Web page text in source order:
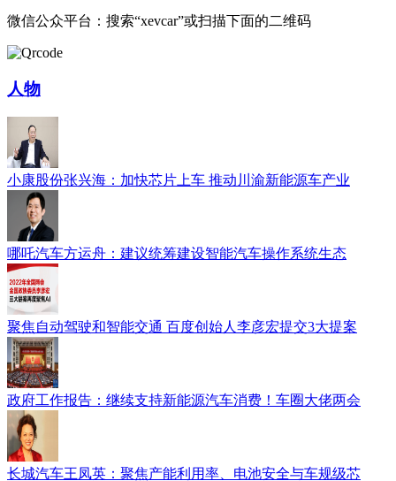
微信公众平台：搜索“xevcar”或扫描下面的二维码
人物
小康股份张兴海：加快芯片上车 推动川渝新能源车产业
哪吒汽车方运舟：建议统筹建设智能汽车操作系统生态
聚焦自动驾驶和智能交通 百度创始人李彦宏提交3大提案
政府工作报告：继续支持新能源汽车消费！车圈大佬两会
长城汽车王凤英：聚焦产能利用率、电池安全与车规级芯